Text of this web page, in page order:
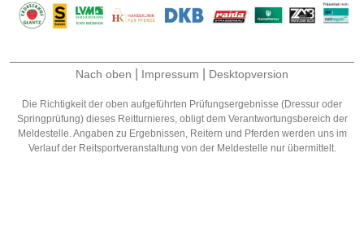
Nach oben Impressum Desktopversion
Die Richtigkeit der oben aufgeführten Prüfungsergebnisse (Dressur oder
Springprüfung) dieses Reitturnieres, obligt dem Verantwortungsbereich der
Meldestelle. Angaben zu Ergebnissen, Reitern und Pferden werden uns im
Verlauf der Reitsportveranstaltung von der Meldestelle nur übermittelt.